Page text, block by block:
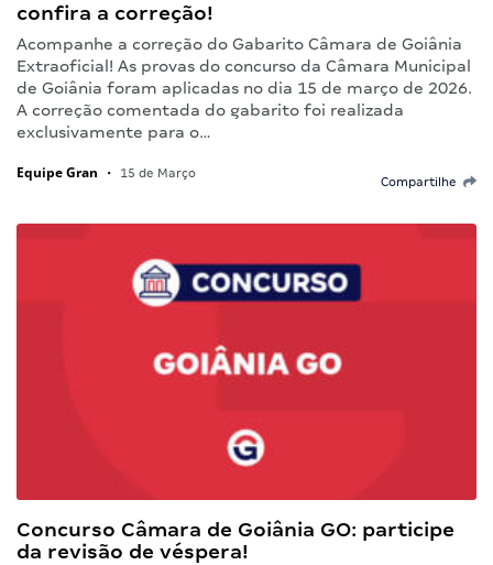
confira a correção!
Acompanhe a correção do Gabarito Câmara de Goiânia
Extraoficial! As provas do concurso da Câmara Municipal
de Goiânia foram aplicadas no dia 15 de março de 2026.
A correção comentada do gabarito foi realizada
exclusivamente para o…
Equipe Gran • 15 de Março
Compartilhe
Concurso Câmara de Goiânia GO: participe
da revisão de véspera!